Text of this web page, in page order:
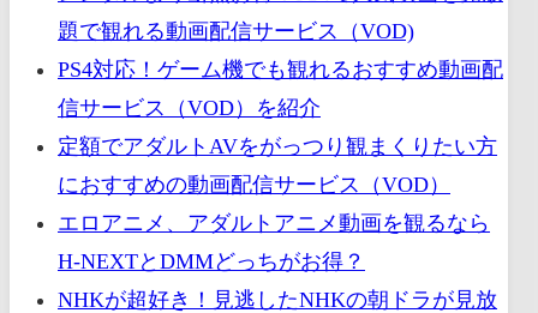
題で観れる動画配信サービス（VOD)
PS4対応！ゲーム機でも観れるおすすめ動画配
信サービス（VOD）を紹介
定額でアダルトAVをがっつり観まくりたい方
におすすめの動画配信サービス（VOD）
エロアニメ、アダルトアニメ動画を観るなら
H-NEXTとDMMどっちがお得？
NHKが超好き！見逃したNHKの朝ドラが見放